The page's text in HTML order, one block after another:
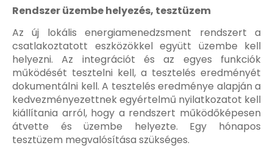
Rendszer üzembe helyezés, tesztüzem
Az új lokális energiamenedzsment rendszert a
csatlakoztatott eszközökkel együtt üzembe kell
helyezni. Az integrációt és az egyes funkciók
működését tesztelni kell, a tesztelés eredményét
dokumentálni kell. A tesztelés eredménye alapján a
kedvezményezettnek egyértelmű nyilatkozatot kell
kiállítania arról, hogy a rendszert működőképesen
átvette és üzembe helyezte. Egy hónapos
tesztüzem megvalósítása szükséges.